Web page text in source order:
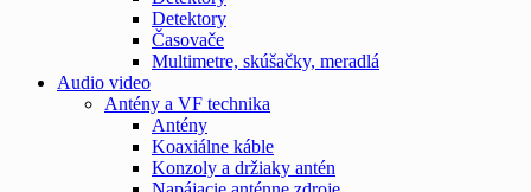
Detektory
Časovače
Multimetre, skúšačky, meradlá
Audio video
Antény a VF technika
Antény
Koaxiálne káble
Konzoly a držiaky antén